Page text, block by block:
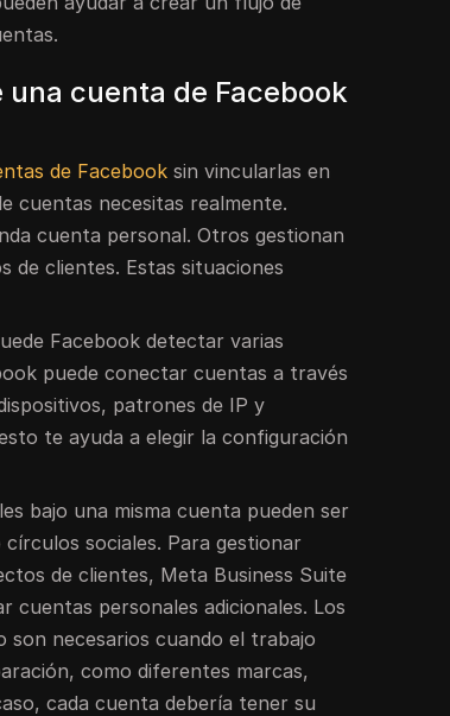
una cuenta de Facebook
de Facebook sin vincularlas en
cuentas necesitas realmente.
cuenta personal. Otros gestionan
de clientes. Estas situaciones
Facebook detectar varias
puede conectar cuentas a través
patrones de IP y
te ayuda a elegir la configuración
bajo una misma cuenta pueden ser
sociales. Para gestionar
de clientes, Meta Business Suite
cuentas personales adicionales. Los
son necesarios cuando el trabajo
como diferentes marcas,
cada cuenta debería tener su